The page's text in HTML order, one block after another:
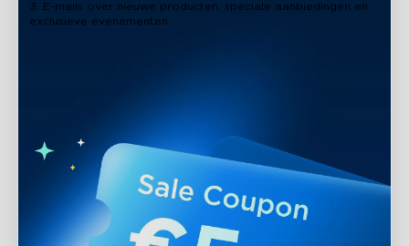
close
3. E-mails over nieuwe producten, speciale aanbiedingen en
exclusieve evenementen